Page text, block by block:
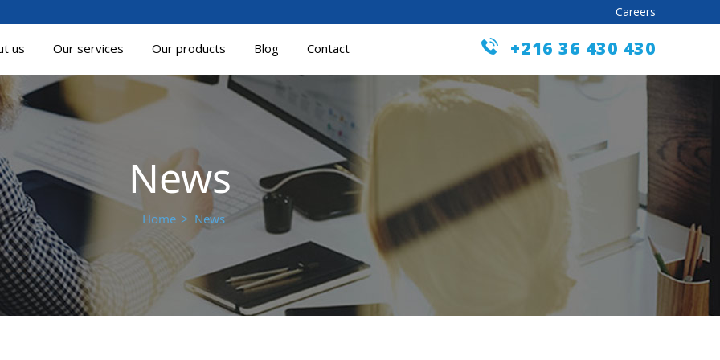
Careers
us Our services Our products Blog Contact +216 36 430 430
News
Home News